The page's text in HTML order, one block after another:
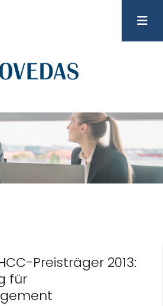
Preisträger 2013:
für